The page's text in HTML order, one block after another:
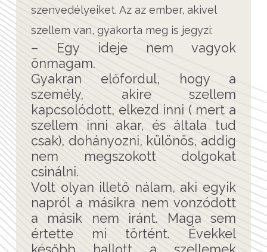
szenvedélyeiket. Az az ember, akivel
szellem van, gyakorta meg is jegyzi:
– Egy ideje nem vagyok
önmagam.
Gyakran előfordul, hogy a
személy, akire szellem
kapcsolódott, elkezd inni ( mert a
szellem inni akar, és általa tud
csak), dohányozni, különös, addig
nem megszokott dolgokat
csinálni.
Volt olyan illető nálam, aki egyik
napról a másikra nem vonzódott
a másik nem iránt. Maga sem
értette mi történt. Évekkel
később hallott a szellemek